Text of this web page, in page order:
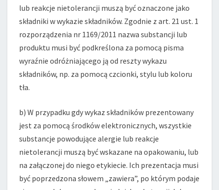
lub reakcje nietolerancji muszą być oznaczone jako
składniki w wykazie składników. Zgodnie z art. 21 ust. 1
rozporządzenia nr 1169/2011 nazwa substancji lub
produktu musi być podkreślona za pomocą pisma
wyraźnie odróżniającego ją od reszty wykazu
składników, np. za pomocą czcionki, stylu lub koloru
tła.
b) W przypadku gdy wykaz składników prezentowany
jest za pomocą środków elektronicznych, wszystkie
substancje powodujące alergie lub reakcje
nietolerancji muszą być wskazane na opakowaniu, lub
na załączonej do niego etykiecie. Ich prezentacja musi
być poprzedzona słowem „zawiera”, po którym podaje